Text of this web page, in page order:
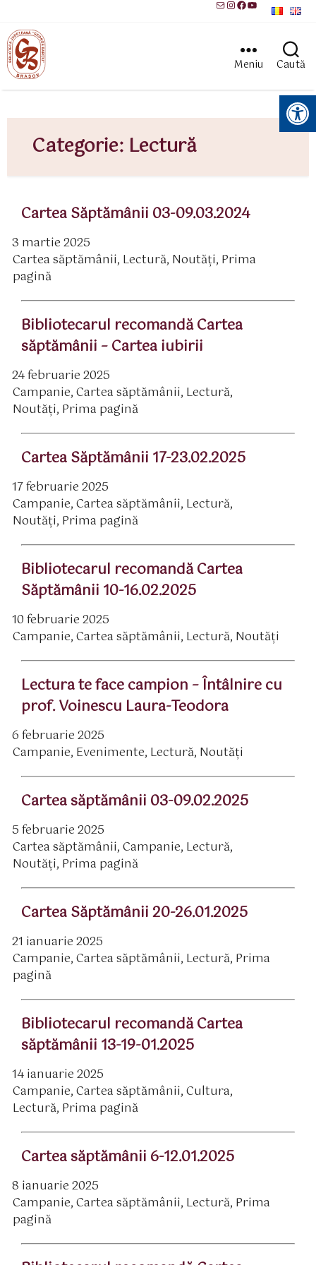
MailInstagram
Facebook
YouTube
Meniu Caută
Instrumente pentru accesibilitate
Categorie: Lectură
Cartea Săptămânii 03-09.03.2024
3 martie 2025
Cartea săptămânii, Lectură, Noutăți, Prima
pagină
Bibliotecarul recomandă Cartea
săptămânii – Cartea iubirii
24 februarie 2025
Campanie,Cartea săptămânii, Lectură,
Noutăți, Prima pagină
Cartea Săptămânii 17-23.02.2025
17 februarie 2025
Campanie,Cartea săptămânii, Lectură,
Noutăți, Prima pagină
Bibliotecarul recomandă Cartea
Săptămânii 10-16.02.2025
10 februarie 2025
Campanie,Cartea săptămânii, Lectură, Noutăți
Lectura te face campion – Întâlnire cu
prof. Voinescu Laura-Teodora
6 februarie 2025
Campanie, Evenimente, Lectură, Noutăți
Cartea săptămânii 03-09.02.2025
5 februarie 2025
Cartea săptămânii,Campanie, Lectură,
Noutăți, Prima pagină
Cartea Săptămânii 20-26.01.2025
21 ianuarie 2025
Campanie,Cartea săptămânii, Lectură, Prima
pagină
Bibliotecarul recomandă Cartea
săptămânii 13-19-01.2025
14 ianuarie 2025
Campanie,Cartea săptămânii,Cultura,
Lectură, Prima pagină
Cartea săptămânii 6-12.01.2025
8 ianuarie 2025
Campanie,Cartea săptămânii, Lectură, Prima
pagină